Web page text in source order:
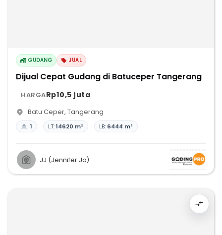
GUDANG JUAL
Dijual Cepat Gudang di Batuceper Tangerang
HARGARp10,5 juta
Batu Ceper, Tangerang
1 LT:14620 m² LB: 6444 m²
JJ (Jennifer Jo)